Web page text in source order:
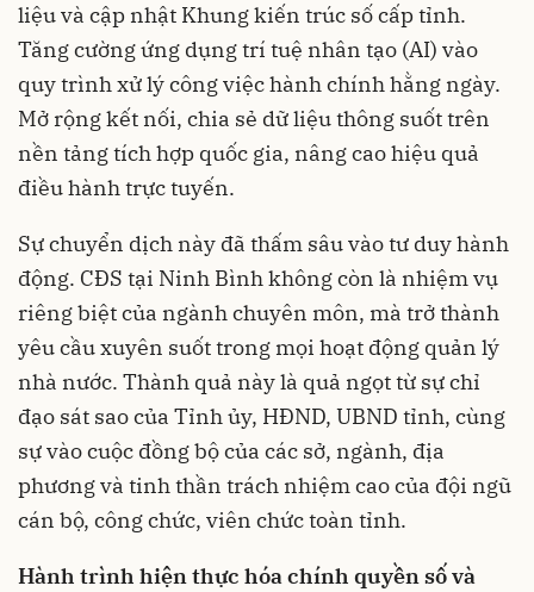
liệu và cập nhật Khung kiến trúc số cấp tỉnh.
Tăng cường ứng dụng trí tuệ nhân tạo (AI) vào
quy trình xử lý công việc hành chính hằng ngày.
Mở rộng kết nối, chia sẻ dữ liệu thông suốt trên
nền tảng tích hợp quốc gia, nâng cao hiệu quả
điều hành trực tuyến.
Sự chuyển dịch này đã thấm sâu vào tư duy hành
động. CĐS tại Ninh Bình không còn là nhiệm vụ
riêng biệt của ngành chuyên môn, mà trở thành
yêu cầu xuyên suốt trong mọi hoạt động quản lý
nhà nước. Thành quả này là quả ngọt từ sự chỉ
đạo sát sao của Tỉnh ủy, HĐND, UBND tỉnh, cùng
sự vào cuộc đồng bộ của các sở, ngành, địa
phương và tinh thần trách nhiệm cao của đội ngũ
cán bộ, công chức, viên chức toàn tỉnh.
Hành trình hiện thực hóa chính quyền số và